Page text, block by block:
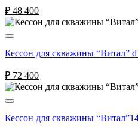
₽ 48 400
Кессон для скважины “Витал”
₽ 72 400
Кессон для скважины